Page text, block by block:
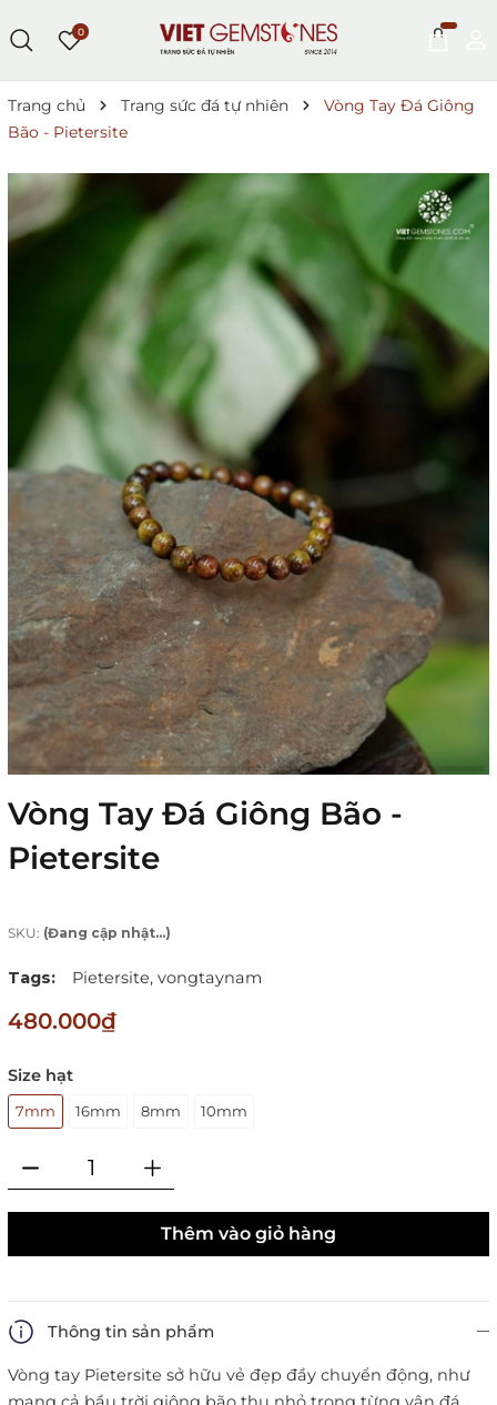
0
Trang chủ Trang sức đá tự nhiên
Vòng Tay Đá Giông
Bão - Pietersite
Vòng Tay Đá Giông Bão -
Pietersite
SKU: (Đang cập nhật...)
Tags: Pietersite, vongtaynam
480.000₫
Size hạt
7mm 16mm 8mm 10mm
Thêm vào giỏ hàng
Thông tin sản phẩm
Vòng tay Pietersite sở hữu vẻ đẹp đầy chuyển động, như